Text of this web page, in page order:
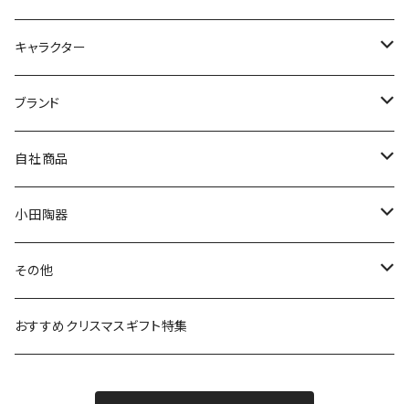
九谷焼
マグ＆カップ
プレート
ボウル
ガラスウェア
カトラリー
キャラクター
ムーミン
80th記念アイテム
リトルミイの日記念アイテム
MOOMIN ANIMATION
スヌーピー
ピーターラビット
ポケットモンスター
ブランド
LA AMYS(エミーズ)
LISA LARSON(リサラーソン)
LAURA ASHLEY(ローラ アシュレイ)
Finlayson(フィンレイソン)
自社商品
ねこ企画
Cecera(セセラ)
CELEC(セレック)
小田陶器
さざなみ
吉祥
その他
リサイクル食器
おすすめクリスマスギフト特集